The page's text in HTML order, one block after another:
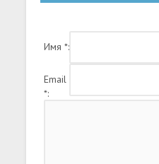
Имя *:
Email
*: